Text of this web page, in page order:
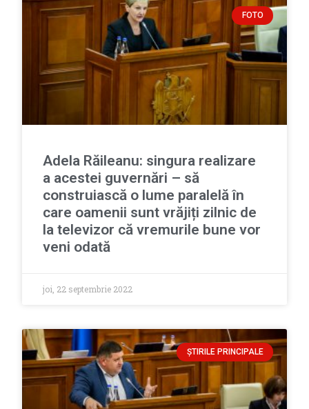
FOTO
Adela Răileanu: singura realizare
a acestei guvernări – să
construiască o lume paralelă în
care oamenii sunt vrăjiți zilnic de
la televizor că vremurile bune vor
veni odată
joi, 22 septembrie 2022
ȘTIRILE PRINCIPALE